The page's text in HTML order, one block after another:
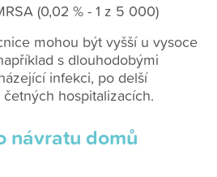
(0,02 % - 1 z 5 000)
mohou být vyšší u vysoce
s dlouhodobými
infekci, po delší
hospitalizacích.
návratu domů